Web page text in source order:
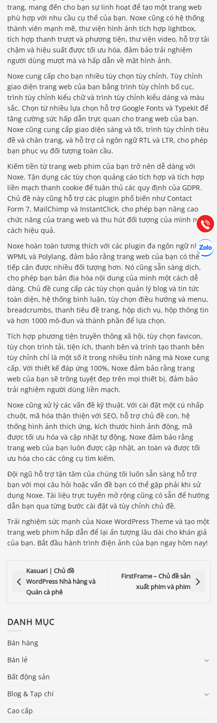
trang, mang đến cho bạn sự linh hoạt để tạo một trang web
phù hợp với nhu cầu cụ thể của bạn. Noxe cũng có hệ thống
thành viên mạnh mẽ, thư viện hình ảnh tích hợp lightbox,
tích hợp thanh trượt và phương tiện, thư viện video, hỗ trợ tải
chậm và hiệu suất được tối ưu hóa, đảm bảo trải nghiệm
người dùng mượt mà và hấp dẫn về mặt hình ảnh.
Noxe cung cấp cho bạn nhiều tùy chọn tùy chỉnh. Tùy chỉnh
giao diện trang web của bạn bằng trình tùy chỉnh bố cục,
trình tùy chỉnh kiểu chữ và trình tùy chỉnh kiểu dáng và màu
sắc. Chọn từ nhiều lựa chọn hỗ trợ Google Fonts và Typekit để
tăng cường sức hấp dẫn trực quan cho trang web của bạn.
Noxe cũng cung cấp giao diện sáng và tối, trình tùy chỉnh tiêu
đề và chân trang, và hỗ trợ cả ngôn ngữ RTL và LTR, cho phép
bạn phục vụ đối tượng toàn cầu.
Kiếm tiền từ trang web phim của bạn trở nên dễ dàng với
Noxe. Tận dụng các tùy chọn quảng cáo tích hợp và tích hợp
liền mạch thanh cookie để tuân thủ các quy định của GDPR.
Chủ đề này cũng hỗ trợ các plugin phổ biến như Contact
Form 7, MailChimp và InstantClick, cho phép bạn nâng cao
chức năng của trang web và thu hút đối tượng của mình một
cách hiệu quả.
Noxe hoàn toàn tương thích với các plugin đa ngôn ngữ như
WPML và Polylang, đảm bảo rằng trang web của bạn có thể
tiếp cận được nhiều đối tượng hơn. Nó cũng sẵn sàng dịch,
cho phép bạn bản địa hóa nội dung của mình một cách dễ
dàng. Chủ đề cung cấp các tùy chọn quản lý blog và tin tức
toàn diện, hệ thống bình luận, tùy chọn điều hướng và menu,
breadcrumbs, thanh tiêu đề trang, hộp dịch vụ, hộp thông tin
và hơn 1000 mô-đun và thành phần để lựa chọn.
Tích hợp phương tiện truyền thông xã hội, tùy chọn favicon,
tùy chọn trình tải, tiện ích, thanh bên và trình tạo thanh bên
tùy chỉnh chỉ là một số ít trong nhiều tính năng mà Noxe cung
cấp. Với thiết kế đáp ứng 100%, Noxe đảm bảo rằng trang
web của bạn sẽ trông tuyệt đẹp trên mọi thiết bị, đảm bảo
trải nghiệm người dùng liền mạch.
Noxe cũng xử lý các vấn đề kỹ thuật. Với cài đặt một cú nhấp
chuột, mã hóa thân thiện với SEO, hỗ trợ chủ đề con, hệ
thống hình ảnh thích ứng, kích thước hình ảnh động, mã
được tối ưu hóa và cập nhật tự động, Noxe đảm bảo rằng
trang web của bạn luôn được cập nhật, an toàn và được tối
ưu hóa cho các công cụ tìm kiếm.
Đội ngũ hỗ trợ tận tâm của chúng tôi luôn sẵn sàng hỗ trợ
bạn với mọi câu hỏi hoặc vấn đề bạn có thể gặp phải khi sử
dụng Noxe. Tài liệu trực tuyến mở rộng cũng có sẵn để hướng
dẫn bạn qua từng bước cài đặt và tùy chỉnh chủ đề.
Trải nghiệm sức mạnh của Noxe WordPress Theme và tạo một
trang web phim hấp dẫn để lại ấn tượng lâu dài cho khán giả
của bạn. Bắt đầu hành trình điện ảnh của bạn ngay hôm nay!
Kasuari | Chủ đề
WordPress Nhà hàng và
Quán cà phê
FirstFrame – Chủ đề sản
xuất phim và phim
DANH MỤC
Bán hàng
Bán lẻ
Bất động sản
Blog & Tạp chí
Cao cấp
Gọi
Báo giá & Đặt hàng:
0903.976.769
Hướng dẫn & Hỗ trợ:
(028) 22.166.144
Chát
Tư vấn
Hợp tác